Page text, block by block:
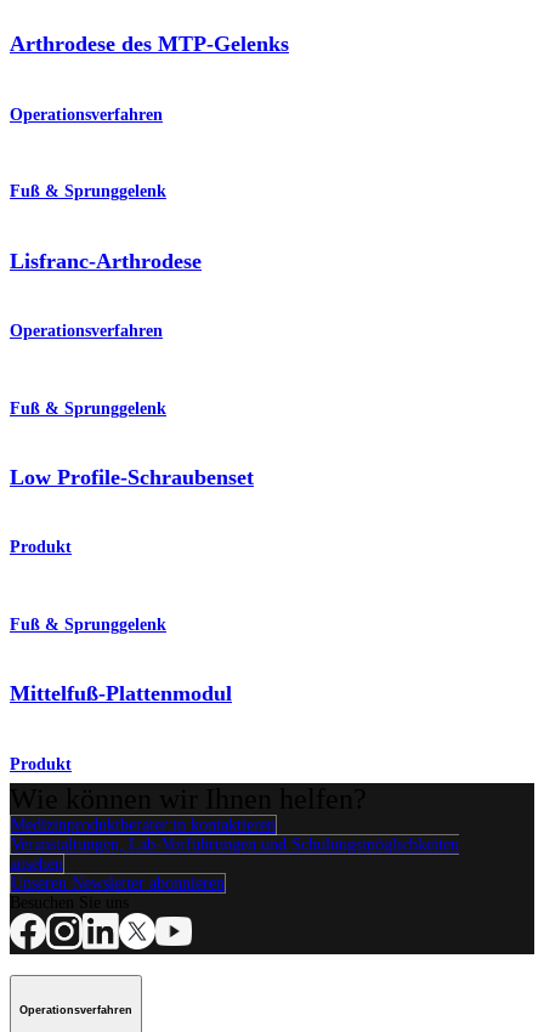
Arthrodese des MTP-Gelenks
Operationsverfahren
Fuß & Sprunggelenk
Lisfranc-Arthrodese
Operationsverfahren
Fuß & Sprunggelenk
Low Profile-Schraubenset
Produkt
Fuß & Sprunggelenk
Mittelfuß-Plattenmodul
Produkt
Medizinproduktberater:in kontaktieren
Veranstaltungen, Lab-Vorführungen und Schulungsmöglichkeiten
ansehen
Unseren Newsletter abonnieren
Operationsverfahren